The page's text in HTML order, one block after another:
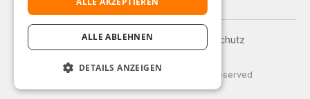
Impressum AGB
Datenschutz
© 2026 Weidinger GmbH, All Rights Reserved
ALLE ABLEHNEN
DETAILS ANZEIGEN